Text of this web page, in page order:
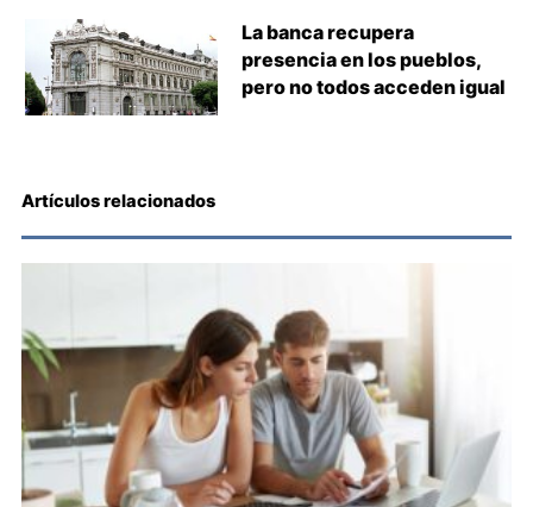
La banca recupera
presencia en los pueblos,
pero no todos acceden igual
Artículos relacionados